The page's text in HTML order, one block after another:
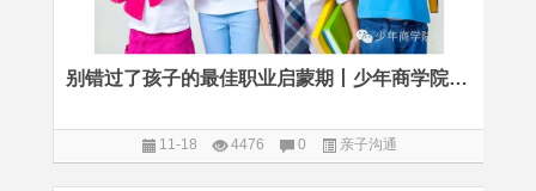
别错过了孩子的最佳职业启蒙期丨少年商学院创始人开讲啦！
11-18 4476 0 亲子沟通